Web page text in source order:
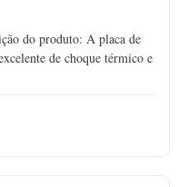
do produto: A placa de
de choque térmico e